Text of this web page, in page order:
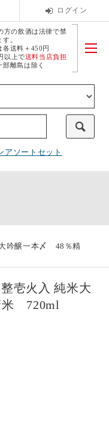
ログイン
方の飲酒は法律で禁
。
送料＋450円
以上で送料当店負担
離島は除く
アソートセット
吟醸一本〆 48％精
壱火入 純米大
米 720ml